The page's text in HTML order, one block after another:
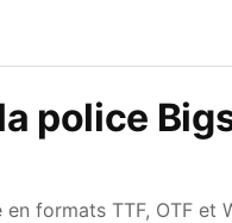
police
formats TTF, OTF et